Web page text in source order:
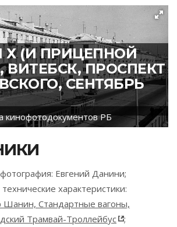
Х (И ПРИЦЕПНОЙ
ВИТЕБСК, ПРОСПЕКТ
СЕНТЯБРЬ
кинофотодокументов РБ
Евгений Данини;
характеристики:
Шанин, Стандартные вагоны,
Трамвай-Троллейбус
;